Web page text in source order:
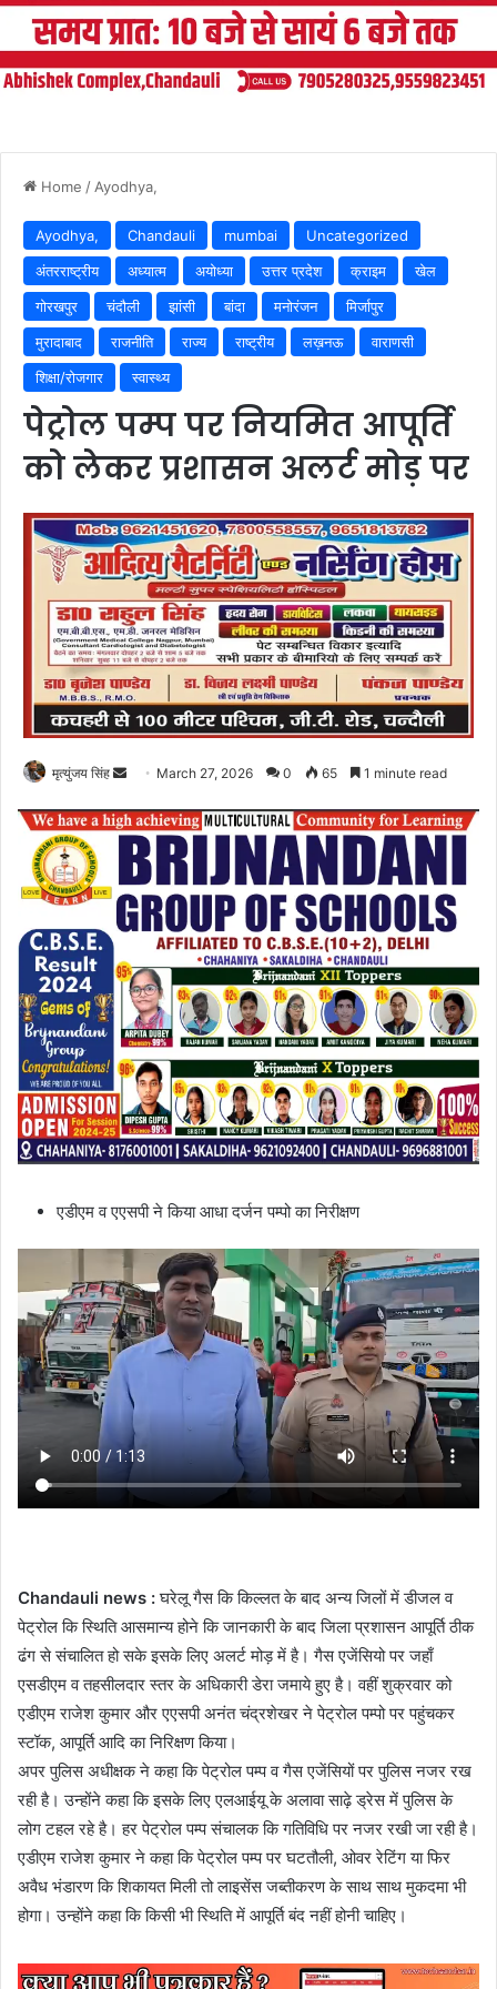
Home / Ayodhya,
Ayodhya, Chandauli mumbai
Uncategorized
अंतरराष्ट्रीय
अध्यात्म अयोध्या उत्तर प्रदेश क्राइम
खेल
गोरखपुर
चंदौली झांसी बांदा मनोरंजन
मिर्जापुर
मुरादाबाद
राजनीति राज्य राष्ट्रीय लख़नऊ
वाराणसी
शिक्षा/रोजगार
स्वास्थ्य
पेट्रोल पम्प पर नियमित आपूर्ति
को लेकर प्रशासन अलर्ट मोड़ पर
मृत्युंजय सिंह
Send
email
March 27, 2026 0 65 1 minute read
एडीएम व एएसपी ने किया आधा दर्जन पम्पो का निरीक्षण
Chandauli news :घरेलू गैस कि किल्लत के बाद अन्य जिलों में डीजल व
पेट्रोल कि स्थिति आसमान्य होने कि जानकारी के बाद जिला प्रशासन आपूर्ति ठीक
ढंग से संचालित हो सके इसके लिए अलर्ट मोड़ में है। गैस एजेंसियो पर जहाँ
एसडीएम व तहसीलदार स्तर के अधिकारी डेरा जमाये हुए है। वहीं शुक्रवार को
एडीएम राजेश कुमार और एएसपी अनंत चंद्रशेखर ने पेट्रोल पम्पो पर पहुंचकर
स्टॉक, आपूर्ति आदि का निरिक्षण किया।
अपर पुलिस अधीक्षक ने कहा कि पेट्रोल पम्प व गैस एजेंसियों पर पुलिस नजर रख
रही है। उन्होंने कहा कि इसके लिए एलआईयू के अलावा साढ़े ड्रेस में पुलिस के
लोग टहल रहे है। हर पेट्रोल पम्प संचालक कि गतिविधि पर नजर रखी जा रही है।
एडीएम राजेश कुमार ने कहा कि पेट्रोल पम्प पर घटतौली, ओवर रेटिंग या फिर
अवैध भंडारण कि शिकायत मिली तो लाइसेंस जब्तीकरण के साथ साथ मुकदमा भी
होगा। उन्होंने कहा कि किसी भी स्थिति में आपूर्ति बंद नहीं होनी चाहिए।